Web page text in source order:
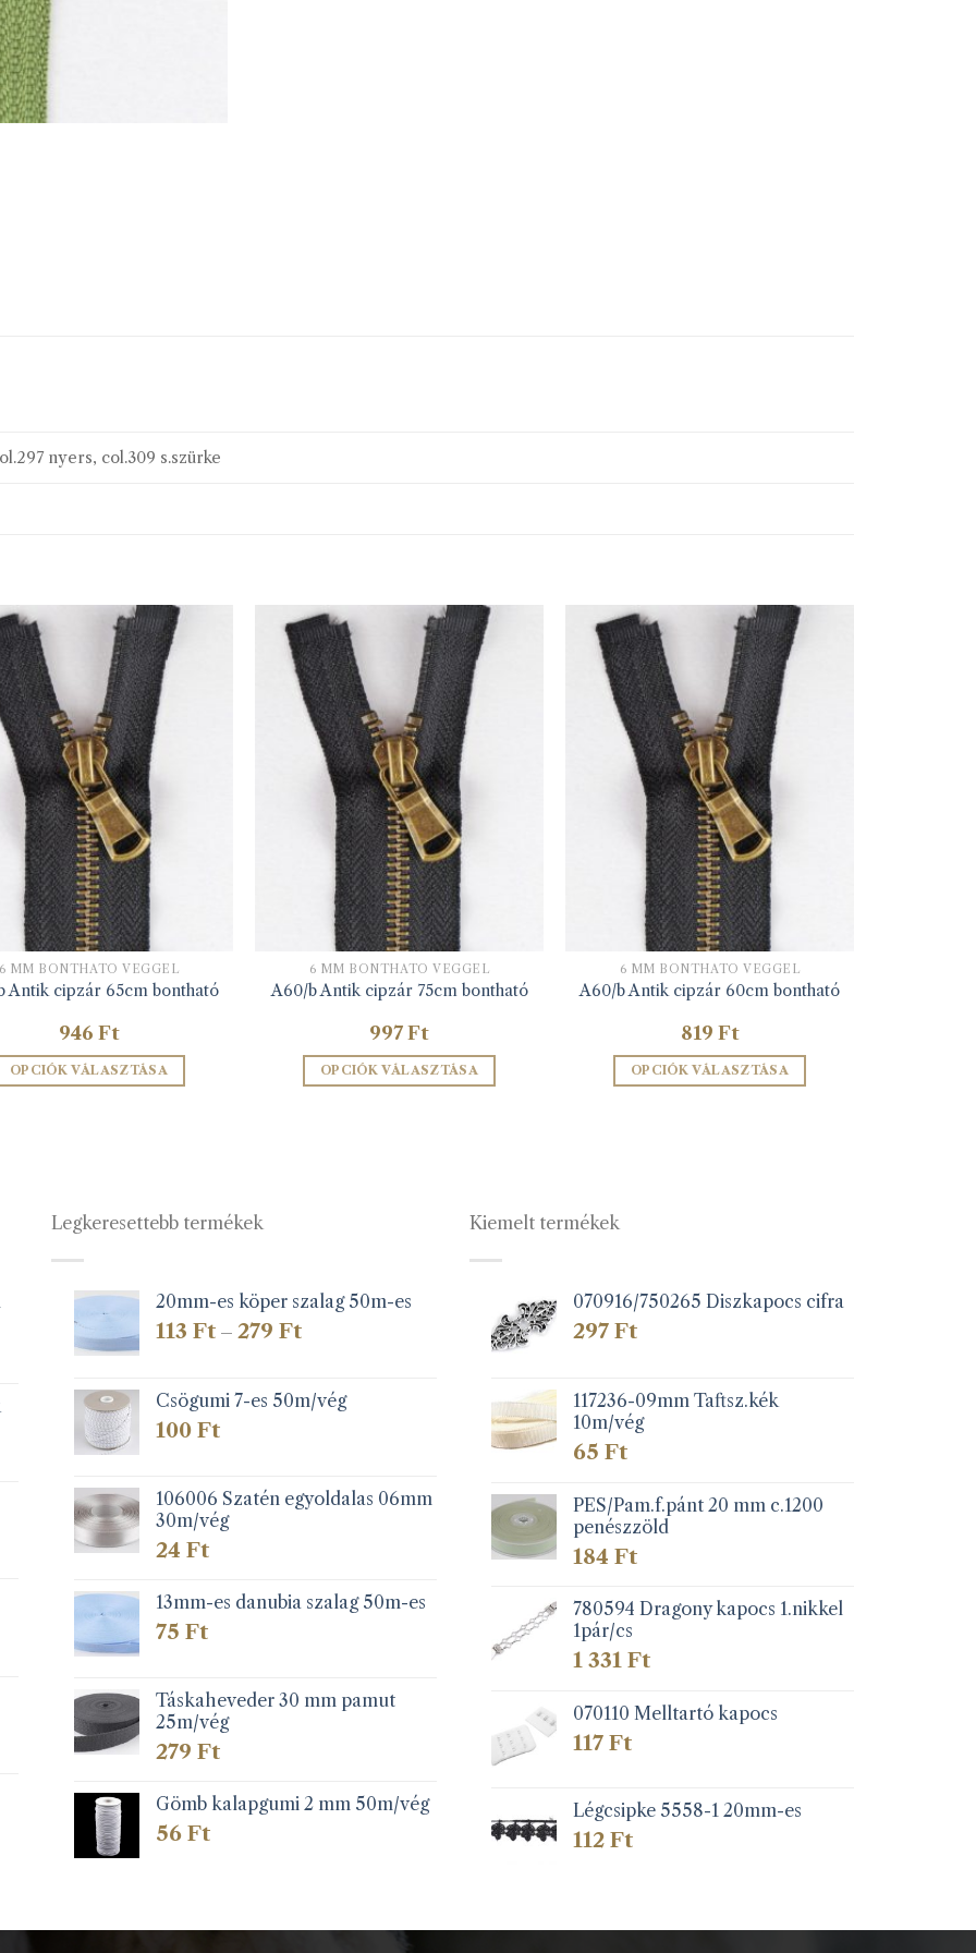
nyers, col.309 s.szürke
6 MM BONTHATÓ VÉGGEL
Antik cipzár 65cm bontható
946 Ft
OPCIÓK VÁLASZTÁSA
van.
a
termékoldalon
választhatók
6 MM BONTHATÓ VÉGGEL
A60/b Antik cipzár 75cm bontható
997Ft
OPCIÓK VÁLASZTÁSA
a
termékoldalon
választhatók
6 MM BONTHATÓ VÉGGEL
A60/b Antik cipzár 60cm bontható
819 Ft
OPCIÓK VÁLASZTÁSA
a
Legkeresettebb termékek
20mm-es köper szalag 50m-es
113Ft – 279FtÁrtartomány:
279 Ft
Csögumi 7-es 50m/vég
100Ft
106006 Szatén egyoldalas 06mm
30m/vég
24Ft
13mm-es danubia szalag 50m-es
75Ft
Táskaheveder 30 mm pamut
25m/vég
279Ft
Gömb kalapgumi 2 mm 50m/vég
56Ft
Kiemelt termékek
070916/750265 Diszkapocs cifra
297Ft
117236-09mm Taftsz.kék
10m/vég
65Ft
PES/Pam.f.pánt 20 mm c.1200
penészzöld
184Ft
780594 Dragony kapocs 1.nikkel
1pár/cs
1 331Ft
070110 Melltartó kapocs
117Ft
Légcsipke 5558-1 20mm-es
112Ft